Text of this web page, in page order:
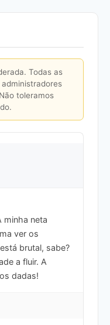
Todas as
toleramos
minha neta
ver os
brutal, sabe?
a fluir. A
dadas!